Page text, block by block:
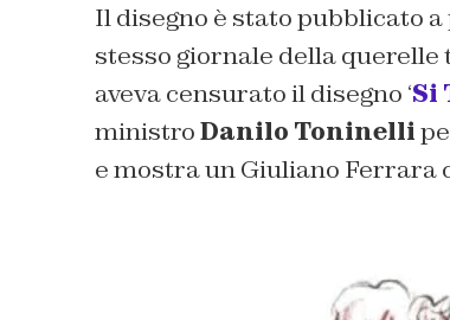
Il disegno è stato pubblicato a
stesso giornale della querelle
aveva censurato il disegno ‘Si
ministroDanilo Toninelli
e mostra un Giuliano Ferrara